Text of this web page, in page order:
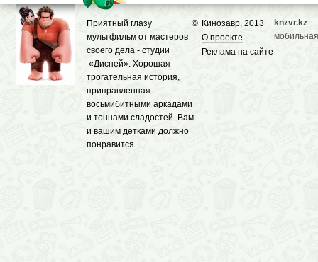
© Кинозавр, 2013
О проекте
Реклама на сайте
Приятный глазу
мультфильм от мастеров
своего дела - студии
«Дисней». Хорошая
трогательная история,
приправленная
восьмибитными аркадами
и тоннами сладостей. Вам
и вашим детками должно
понравится.
knzvr.kz